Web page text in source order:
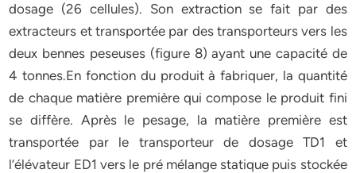
dosage (26 cellules). Son extraction se fait par des
extracteurs et transportée par des transporteurs vers les
deux bennes peseuses (figure 8) ayant une capacité de
4 tonnes.En fonction du produit à fabriquer, la quantité
de chaque matière première qui compose le produit fini
se diffère. Après le pesage, la matière première est
transportée par le transporteur de dosage TD1 et
l’élévateur ED1 vers le pré mélange statique puis stockée